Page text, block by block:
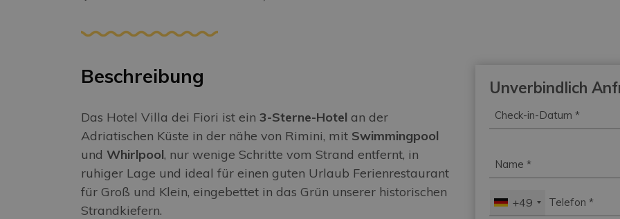
Beschreibung
Das Hotel Villa dei Fiori ist ein 3-Sterne-Hotel an der
Adriatischen Küste in der nähe von Rimini, mit Swimmingpool
und Whirlpool, nur wenige Schritte vom Strand entfernt, in
ruhiger Lage und ideal für einen guten Urlaub Ferienrestaurant
für Groß und Klein, eingebettet in das Grün unserer historischen
Strandkiefern.
Unverbindlich
Check-
in-
Name
Telefon
+49